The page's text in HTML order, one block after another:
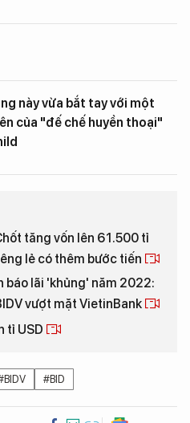
này vừa bắt tay với một
của "đế chế huyền thoại"
tăng vốn lên 61.500 tỉ
lẻ có thêm bước tiến
báo lãi 'khủng' năm 2022:
vượt mặt VietinBank
tỉ USD
#BID